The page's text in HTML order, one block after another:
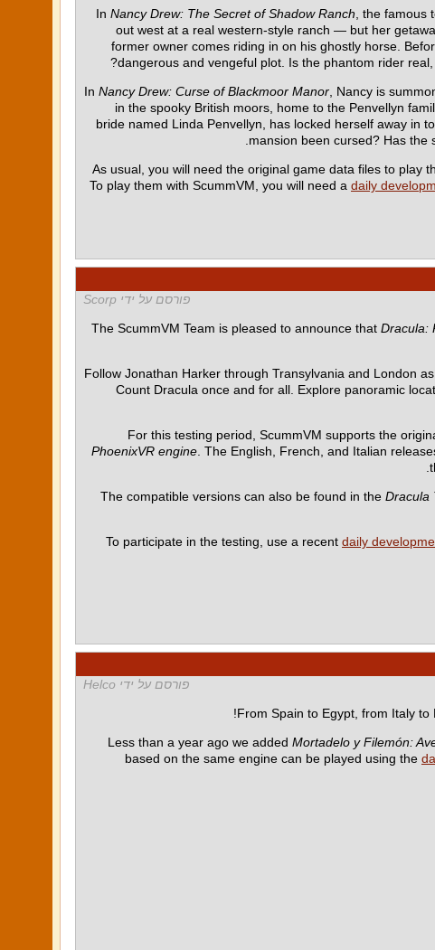
In Nancy Drew: The Secret of Shadow Ranch , the
out west at a real western-style ranch — but her
former owner comes riding in on his ghostly horse.
dangerous and vengeful plot. Is the phantom rider
In Nancy Drew: Curse of Blackmoor Manor , Nancy is
in the spooky British moors, home to the Penvellyn
bride named Linda Penvellyn, has locked herself away in
mansion been cursed? Has the
As usual, you will need the original game data files to play
To play them with ScummVM, you will need a daily
פורסם על ידי Scorp
The ScummVM Team is pleased to announce that Dracula:
Follow Jonathan Harker through Transylvania and London
Count Dracula once and for all. Explore panoramic
For this testing period, ScummVM supports the
PhoenixVR engine . The English, French, and Italian
The compatible versions can also be found in the Dracula
To participate in the testing, use a recent daily
פורסם על ידי Helco
From Spain to Egypt, from Italy
Less than a year ago we added Mortadelo y Filemón:
based on the same engine can be played using the